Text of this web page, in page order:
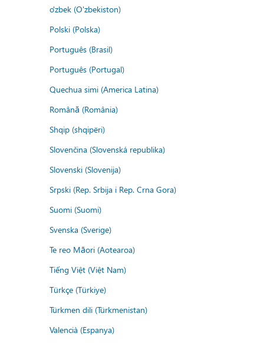
o'zbek (O'zbekiston)
Polski (Polska)
Português (Brasil)
Português (Portugal)
Quechua simi (America Latina)
Română (România)
Shqip (shqipëri)
Slovenčina (Slovenská republika)
Slovenski (Slovenija)
Srpski (Rep. Srbija i Rep. Crna Gora)
Suomi (Suomi)
Svenska (Sverige)
Te reo Māori (Aotearoa)
Tiếng Việt (Việt Nam)
Türkçe (Türkiye)
Türkmen dili (Türkmenistan)
Valencià (Espanya)